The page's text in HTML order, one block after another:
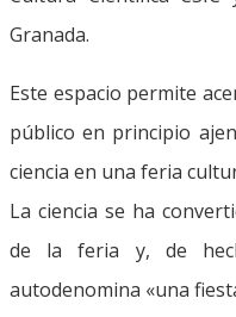
Granada.
Este espacio permite
público en principio
ciencia en una feria
La ciencia se ha
de la feria y, de
autodenomina «una